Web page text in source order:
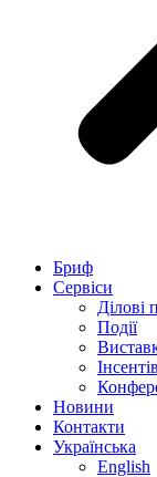
Бриф
Сервіси
Ділові
Події
Інсентів
Новини
Контакти
Українська
English